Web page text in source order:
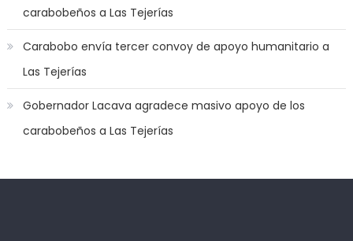
dicks
to
her
needs
gagging
make
carabobeños a Las Tejerías
Carabobo envía tercer convoy de apoyo humanitario a
Las Tejerías
Gobernador Lacava agradece masivo apoyo de los
carabobeños a Las Tejerías